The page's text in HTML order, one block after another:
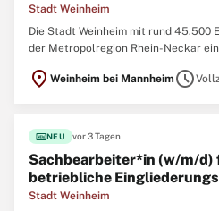
Stadt Weinheim
Die Stadt Weinheim mit rund 45.500
der Metropolregion Rhein-Neckar
zukunftsorientierte
location_on Weinheim bei Mannheim schedule
fiber_newNEU vor 3 Tagen
Sachbearbeiter*in (w/m/d)
betriebliche
Stadt Weinheim